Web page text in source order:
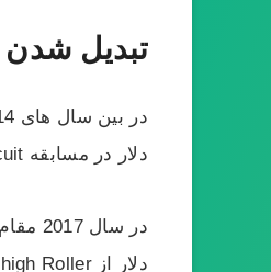
تبدیل شدن
دلار در مسابقه wsop circuit شد. در ماه آگوست همان سال برنده تورنمنت نولیمیت هولدم با ورودی 2650 دلار به همراه 204600 دلار جایزه شد.